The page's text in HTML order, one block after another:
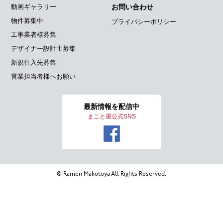
動画ギャラリー
物件募集中
工事業者様募集
デザイナー設計士募集
新規仕入先募集
営業担当者様へお願い
お問い合わせ
プライバシーポリシー
最新情報を配信中
まこと屋公式SNS
© Ramen Makotoya All Rights Reserved.